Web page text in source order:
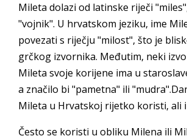
Mileta dolazi od latinske riječi
"vojnik". U hrvatskom jeziku, ime
povezati s riječju "milost", što je
grčkog izvornika. Međutim, neki
Mileta svoje korijene ima u
a značilo bi "pametna" ili
Mileta u Hrvatskoj rijetko koristi, ali
Često se koristi u obliku Milena ili